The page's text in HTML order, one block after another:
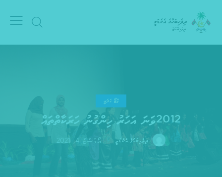
ފޮޓޯ ގެލަރީ
2012ވަނަ އަހަރު ހިންގުނު ހަރަކާތްތައް
ދިވެހިބަހުގެ އެކެޑަމީ އޯގަސްޓް 4, 2021